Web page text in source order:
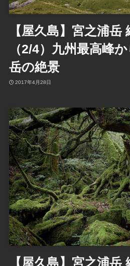
【屋久島】宮之浦岳
（2/4）九州最高峰
岳の絶景
2017年4月28日
【屋久島】宮之浦岳